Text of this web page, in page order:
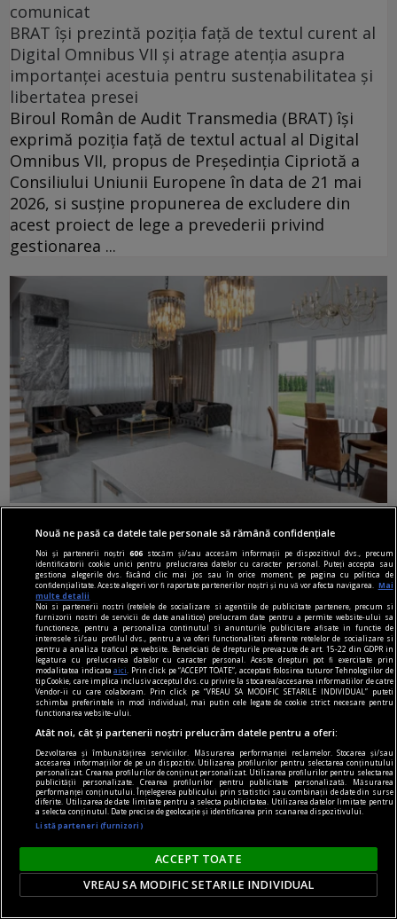
comunicat
BRAT își prezintă poziția față de textul curent al
Digital Omnibus VII și atrage atenția asupra
importanței acestuia pentru sustenabilitatea și
libertatea presei
Biroul Român de Audit Transmedia (BRAT) își
exprimă poziția față de textul actual al Digital
Omnibus VII, propus de Președinția Cipriotă a
Consiliului Uniunii Europene în data de 21 mai
2026, si susține propunerea de excludere din
acest proiect de lege a prevederii privind
gestionarea ...
Produse esențiale pentru confortul casei tale
Confortul unei locuințe nu este dat doar de
dimensiunea spațiului sau de aspectul
mobilierului, ci de modul în care toate
elementele funcționează împreună pentru a crea
o atmosferă echilibrată.
Nouă ne pasă ca datele tale personale să rămână confidențiale
Noi și partenerii noștri606 stocăm și/sau accesăm informații pe dispozitivul dvs., precum
identificatorii cookie unici pentru prelucrarea datelor cu caracter personal. Puteți accepta sau
gestiona alegerile dvs. făcând clic mai jos sau în orice moment, pe pagina cu politica de
confidențialitate. Aceste alegeri vor fi raportate partenerilor noștri și nu vă vor afecta navigarea.
Mai
multe detalii
Noi si partenerii nostri (retelele de socializare si agentiile de publicitate partenere, precum si
furnizorii nostri de servicii de date analitice) prelucram date pentru a permite website-ului sa
functioneze, pentru a personaliza continutul si anunturile publicitare afisate in functie de
interesele si/sau profilul dvs., pentru a va oferi functionalitati aferente retelelor de socializare si
pentru a analiza traficul pe website. Beneficiati de drepturile prevazute de art. 15-22 din GDPR in
legatura cu prelucrarea datelor cu caracter personal. Aceste drepturi pot fi exercitate prin
modalitatea indicataaici
. Prin click pe “ACCEPT TOATE”, acceptati folosirea tuturor Tehnologiilor de
tip Cookie, care implica inclusiv acceptul dvs. cu privire la stocarea/accesarea informatiilor de catre
Vendor-ii cu care colaboram. Prin click pe “VREAU SA MODIFIC SETARILE INDIVIDUAL” puteti
schimba preferintele in mod individual, mai putin cele legate de cookie strict necesare pentru
functionarea website-ului.
Atât noi, cât și partenerii noștri prelucrăm datele pentru a oferi:
Dezvoltarea și îmbunătățirea serviciilor. Măsurarea performanței reclamelor. Stocarea și/sau
accesarea informațiilor de pe un dispozitiv. Utilizarea profilurilor pentru selectarea conținutului
personalizat. Crearea profilurilor de conținut personalizat. Utilizarea profilurilor pentru selectarea
publicității personalizate. Crearea profilurilor pentru publicitate personalizată. Măsurarea
performanței conținutului. Înțelegerea publicului prin statistici sau combinații de date din surse
diferite. Utilizarea de date limitate pentru a selecta publicitatea. Utilizarea datelor limitate pentru
a selecta conținutul. Date precise de geolocație și identificarea prin scanarea dispozitivului.
Listă parteneri (furnizori)
ACCEPT TOATE
VREAU SA MODIFIC SETARILE INDIVIDUAL